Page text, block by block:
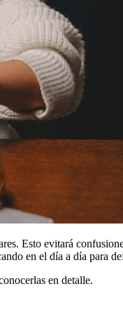
Esto evitará
en el día a día para
en detalle.